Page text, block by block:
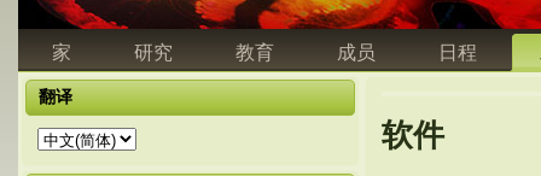
家 研究 教育 成员 日程
翻译
软件